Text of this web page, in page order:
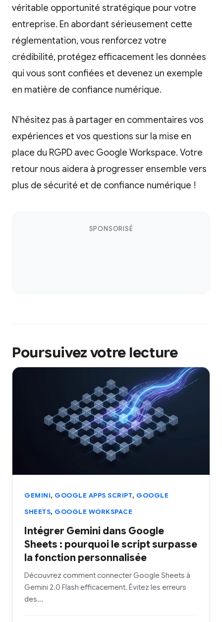
véritable opportunité stratégique pour votre
entreprise. En abordant sérieusement cette
réglementation, vous renforcez votre
crédibilité, protégez efficacement les données
qui vous sont confiées et devenez un exemple
en matière de confiance numérique.
N’hésitez pas à partager en commentaires vos
expériences et vos questions sur la mise en
place du RGPD avec Google Workspace. Votre
retour nous aidera à progresser ensemble vers
plus de sécurité et de confiance numérique !
SPONSORISÉ
Poursuivez votre lecture
GEMINI, GOOGLE APPS SCRIPT, GOOGLE
SHEETS, GOOGLE WORKSPACE
Intégrer Gemini dans Google
Sheets : pourquoi le script surpasse
la fonction personnalisée
Découvrez comment connecter Google Sheets à
Gemini 2.0 Flash efficacement. Évitez les erreurs
des…